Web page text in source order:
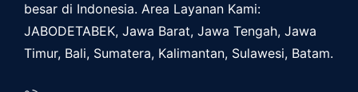
besar di Indonesia. Area Layanan Kami:
JABODETABEK, Jawa Barat, Jawa Tengah, Jawa
Timur, Bali, Sumatera, Kalimantan, Sulawesi, Batam.